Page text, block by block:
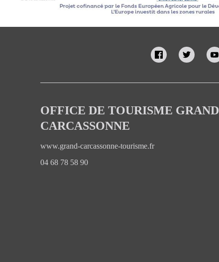
OFFICE DE TOURISME GRAND
CARCASSONNE
www.grand-carcassonne-tourisme.fr
04 68 78 58 90